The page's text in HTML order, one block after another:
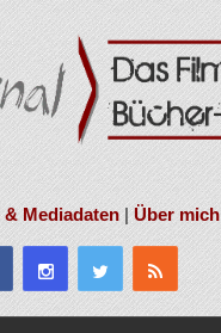
& Mediadaten|Über mich